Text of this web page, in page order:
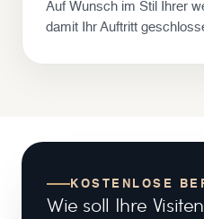
Auf Wunsch im Stil Ihrer
damit Ihr Auftritt
KOSTENLOSE
Wie soll Ihre